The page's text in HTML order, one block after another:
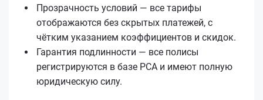
Прозрачность условий — все тарифы
отображаются без скрытых платежей, с
чётким указанием коэффициентов и скидок.
Гарантия подлинности — все полисы
регистрируются в базе РСА и имеют полную
юридическую силу.